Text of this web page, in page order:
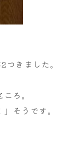
きました。
ろ。
そうです。